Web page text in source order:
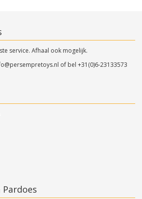
service. Afhaal ook mogelijk.
of bel+31(0)6-23133573